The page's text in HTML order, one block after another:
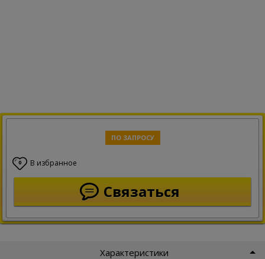
ПО ЗАПРОСУ
0 В избранное
Связаться
Характеристики